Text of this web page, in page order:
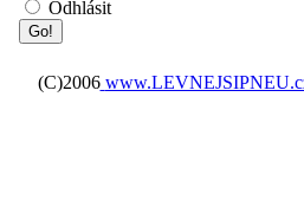
Odhlásit
(C)2006